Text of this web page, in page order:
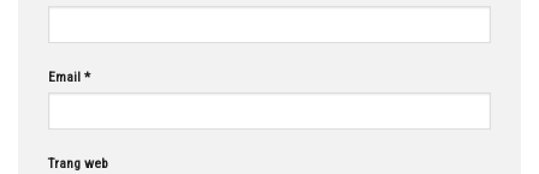
Email *
Trang web